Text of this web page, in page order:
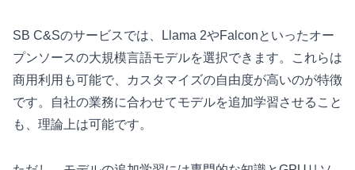
SB C&Sのサービスでは、Llama 2やFalconといったオー
プンソースの大規模言語モデルを選択できます。これらは
商用利用も可能で、カスタマイズの自由度が高いのが特徴
です。自社の業務に合わせてモデルを追加学習させること
も、理論上は可能です。